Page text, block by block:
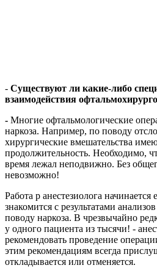
- Существуют ли какие-либо
взаимодействия
- Многие офтальмологические
наркоза. Например, по поводу
хирургические вмешательства
продолжительность. Необходимо,
время лежал неподвижно. Без
невозможно!
Работа р анестезиолога
знакомится с результатами
поводу наркоза. В чрезвычайно
у одного пациента из тысячи! -
рекомендовать проведение
этим рекомендациям всегда
откладывается или отменяется.